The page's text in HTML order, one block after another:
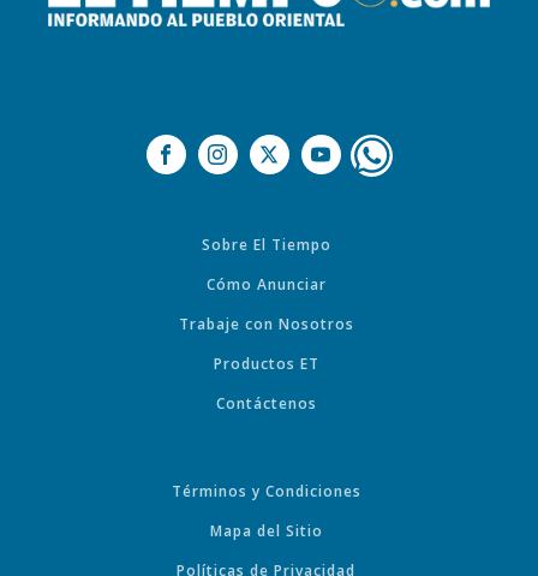
Sobre El Tiempo
Cómo Anunciar
Trabaje con Nosotros
Productos ET
Contáctenos
Términos y Condiciones
Mapa del Sitio
Políticas de Privacidad